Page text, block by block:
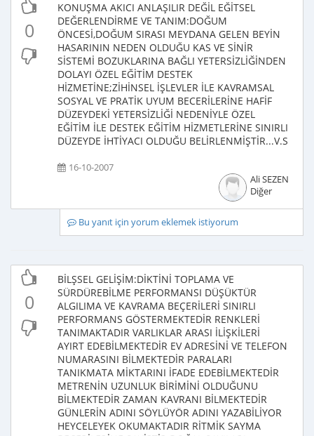
0
KONUŞMA AKICI ANLAŞILIR DEĞİL EĞİTSEL
DEĞERLENDİRME VE TANIM:DOĞUM
ÖNCESİ,DOĞUM SIRASI MEYDANA GELEN BEYİN
HASARININ NEDEN OLDUĞU KAS VE SİNİR
SİSTEMİ BOZUKLARINA BAĞLI YETERSİZLİĞİNDEN
DOLAYI ÖZEL EĞİTİM DESTEK
HİZMETİNE;ZİHİNSEL İŞLEVLER İLE KAVRAMSAL
SOSYAL VE PRATİK UYUM BECERİLERİNE HAFİF
DÜZEYDEKİ YETERSİZLİĞİ NEDENİYLE ÖZEL
EĞİTİM İLE DESTEK EĞİTİM HİZMETLERİNE SINIRLI
DÜZEYDE İHTİYACI OLDUĞU BELİRLENMİŞTİR...V.S
16-10-2007
Ali SEZEN
Diğer
Bu yanıt için yorum eklemek istiyorum
0
BİLŞSEL GELİŞİM:DİKTİNİ TOPLAMA VE
SÜRDÜREBİLME PERFORMANSI DÜŞÜKTÜR
ALGILIMA VE KAVRAMA BEÇERİLERİ SINIRLI
PERFORMANS GÖSTERMEKTEDİR RENKLERİ
TANIMAKTADIR VARLIKLAR ARASI İLİŞKİLERİ
AYIRT EDEBİLMEKTEDİR EV ADRESİNİ VE TELEFON
NUMARASINI BİLMEKTEDİR PARALARI
TANIKMATA MİKTARINI İFADE EDEBİLMEKTEDİR
METRENİN UZUNLUK BİRİMİNİ OLDUĞUNU
BİLMEKTEDİR ZAMAN KAVRANI BİLMEKTEDİR
GÜNLERİN ADINI SÖYLÜYÖR ADINI YAZABİLİYOR
HEYCELEYEK OKUMAKTADIR RİTMİK SAYMA